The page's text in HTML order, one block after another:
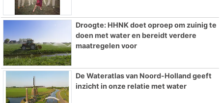
Droogte: HHNK doet oproep om zuinig te
doen met water en bereidt verdere
maatregelen voor
De Wateratlas van Noord-Holland geeft
inzicht in onze relatie met water